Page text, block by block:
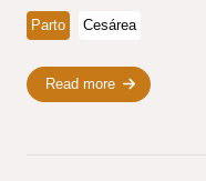
Parto Cesárea
Read more